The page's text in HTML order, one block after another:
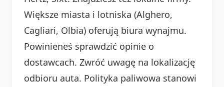
Większe miasta i lotniska (Alghero,
Cagliari, Olbia) oferują biura wynajmu.
Powinieneś sprawdzić opinie o
dostawcach. Zwróć uwagę na lokalizację
odbioru auta. Polityka paliwowa stanowi